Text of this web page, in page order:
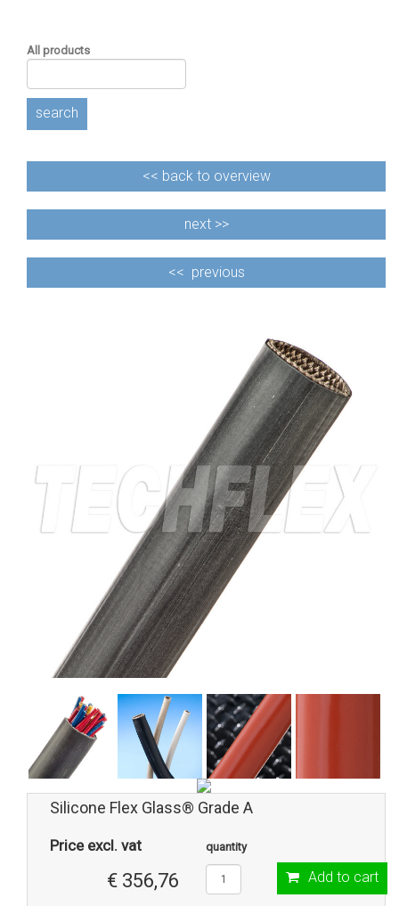
All products
search
<< back to overview
next >>
<< previous
Silicone Flex Glass® Grade A
Price excl. vat
€ 356,76
quantity
Add to cart